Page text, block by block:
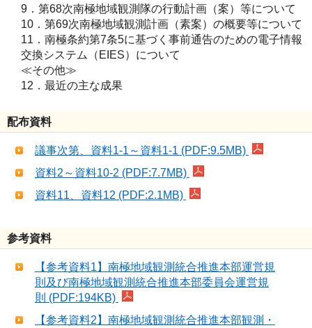
9．第68次南極地域観測隊の行動計画（案）等について
10．第69次南極地域観測計画（素案）の概要等について
11．南極条約第7条5に基づく事前通告のための電子情報
交換システム（EIES）について
≪その他≫
12．最近の主な成果
配布資料
議事次第、資料1-1～資料1-1 (PDF:9.5MB)
資料2～資料10-2 (PDF:7.7MB)
資料11、資料12 (PDF:2.1MB)
参考資料
【参考資料1】南極地域観測統合推進本部運営規
則及び南極地域観測統合推進本部委員会運営規
則 (PDF:194KB)
【参考資料2】南極地域観測統合推進本部観測・